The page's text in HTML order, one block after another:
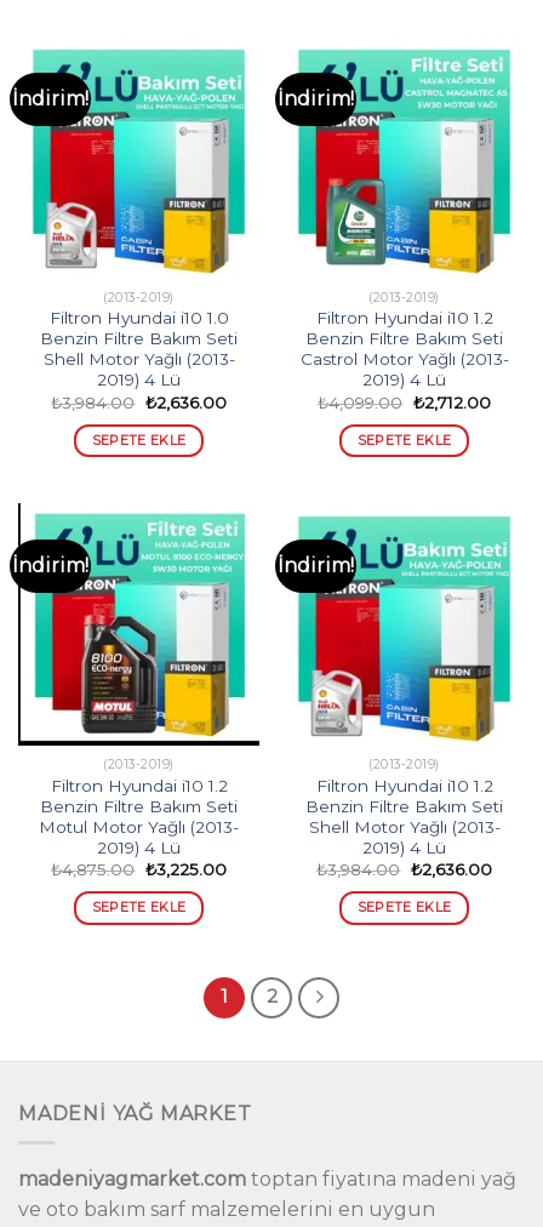
İndirim!
(2013-2019)
Filtron Hyundai i10 1.0
Benzin Filtre Bakım Seti
Shell Motor Yağlı (2013-
2019) 4 Lü
₺3,984.00 Orijinal
fiyat:
₺3,984.00.
₺2,636.00Şu
SEPETE EKLE
İndirim!
(2013-2019)
Filtron Hyundai i10 1.2
Benzin Filtre Bakım Seti
Castrol Motor Yağlı (2013-
2019) 4 Lü
₺4,099.00 Orijinal
fiyat:
₺4,099.00.
₺2,712.00Şu
SEPETE EKLE
İndirim!
(2013-2019)
Filtron Hyundai i10 1.2
Benzin Filtre Bakım Seti
Motul Motor Yağlı (2013-
2019) 4 Lü
₺4,875.00 Orijinal
fiyat:
₺4,875.00.
₺3,225.00Şu
SEPETE EKLE
İndirim!
(2013-2019)
Filtron Hyundai i10 1.2
Benzin Filtre Bakım Seti
Shell Motor Yağlı (2013-
2019) 4 Lü
₺3,984.00 Orijinal
fiyat:
₺3,984.00.
₺2,636.00Şu
SEPETE EKLE
1 2
MADENİ YAĞ MARKET
madeniyagmarket.com toptan fiyatına madeni yağ
ve oto bakım sarf malzemelerini en uygun